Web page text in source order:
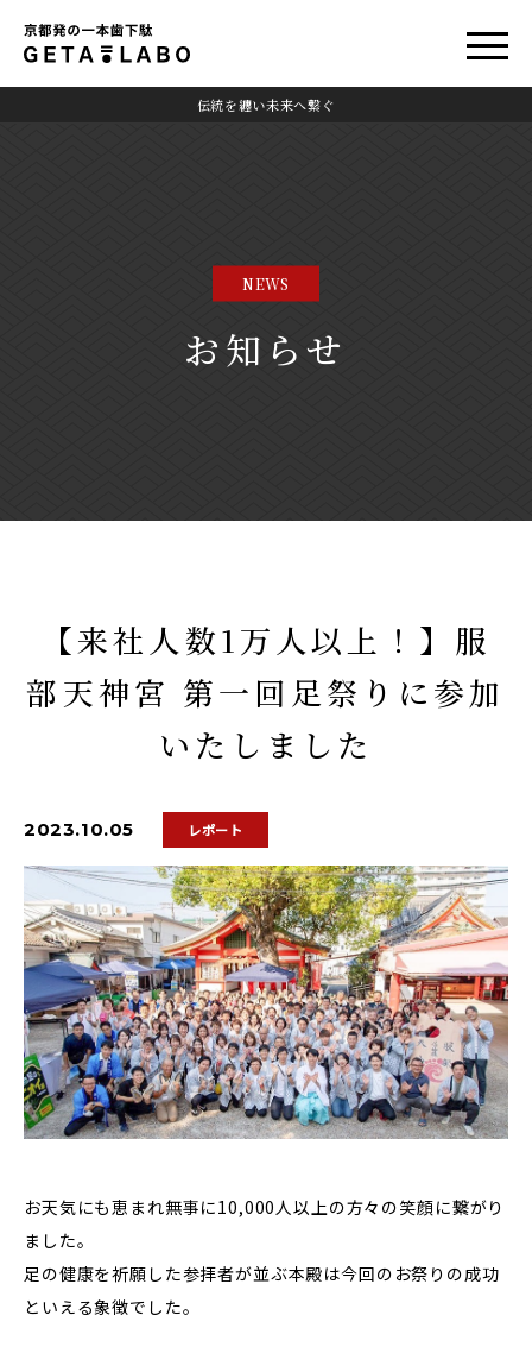
伝統を纏い未来へ繋ぐ
NEWS
お知らせ
【来社人数1万人以上！】服
部天神宮 第一回足祭りに参加
いたしました
2023.10.05 レポート
お天気にも恵まれ無事に10,000人以上の方々の笑顔に繋がり
ました。
足の健康を祈願した参拝者が並ぶ本殿は今回のお祭りの成功
といえる象徴でした。